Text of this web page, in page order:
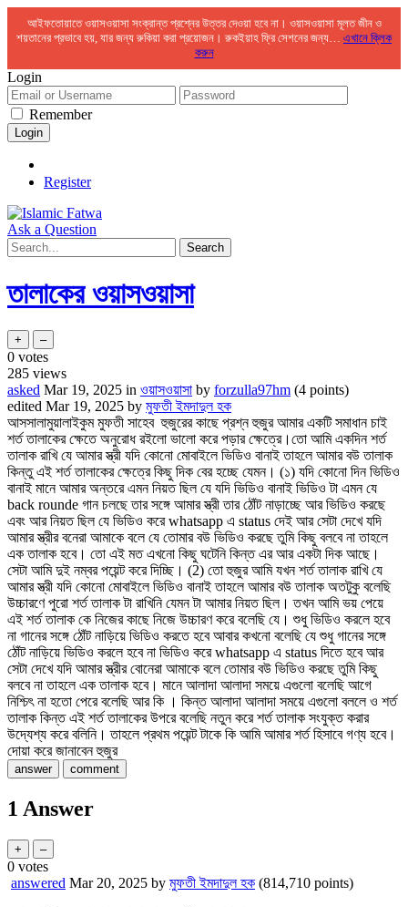
আইফতোয়াতে ওয়াসওয়াসা সংক্রান্ত প্রশ্নের উত্তর দেওয়া হবে না। ওয়াসওয়াসা মূলত জীন ও
শয়তানের প্রভাবে হয়, যার জন্য রুকিয়া করা প্রয়োজন। রুকইয়াহ ফ্রি সেশনের জন্য… এখানে ক্লিক
করুন
Login
Remember
Register
Ask a Question
তালাকের ওয়াসওয়াসা
0 votes
285 views
asked Mar 19, 2025 in ওয়াসওয়াসা by forzulla97hm (4 points)
edited Mar 19, 2025 by মুফতী ইমদাদুল হক
আসসালামুয়ালাইকুম মুফতী সাহেব হুজুরের কাছে প্রশ্ন হুজুর আমার একটি সমাধান চাই
শর্ত তালাকের ক্ষেতে অনুরোধ রইলো ভালো করে পড়ার ক্ষেত্রে।তো আমি একদিন শর্ত
তালাক রাখি যে আমার স্ত্রী যদি কোনো মোবাইলে ভিডিও বানাই তাহলে আমার বউ তালাক
কিন্তু এই শর্ত তালাকের ক্ষেত্রে কিছু দিক বের হচ্ছে যেমন। (১) যদি কোনো দিন ভিডিও
বানাই মানে আমার অন্তরে এমন নিয়ত ছিল যে যদি ভিডিও বানাই ভিডিও টা এমন যে
back rounde গান চলছে তার সঙ্গে আমার স্ত্রী তার ঠোঁট নাড়াচ্ছে আর ভিডিও করছে
এবং আর নিয়ত ছিল যে ভিডিও করে whatsapp এ status দেই আর সেটা দেখে যদি
আমার স্ত্রীর বনেরা আমাকে বলে যে তোমার বউ ভিডিও করছে তুমি কিছু বলবে না তাহলে
এক তালাক হবে। তো এই মত এখনো কিছু ঘটেনি কিন্ত এর আর একটা দিক আছে।
সেটা আমি দুই নম্বর পয়েন্ট করে দিচ্ছি। (2) তো হুজুর আমি যখন শর্ত তালাক রাখি যে
আমার স্ত্রী যদি কোনো মোবাইলে ভিডিও বানাই তাহলে আমার বউ তালাক অতটুকু বলেছি
উচ্চারণে পুরো শর্ত তালাক টা রাখিনি যেমন টা আমার নিয়ত ছিল। তখন আমি ভয় পেয়ে
এই শর্ত তালাক কে নিজের কাছে নিজে উচ্চারণ করে বলেছি যে। শুধু ভিডিও করলে হবে
না গানের সঙ্গে ঠোঁট নাড়িয়ে ভিডিও করতে হবে আবার কখনো বলেছি যে শুধু গানের সঙ্গে
ঠোঁট নাড়িয়ে ভিডিও করলে হবে না ভিডিও করে whatsapp এ status দিতে হবে আর
সেটা দেখে যদি আমার স্ত্রীর বোনেরা আমাকে বলে তোমার বউ ভিডিও করছে তুমি কিছু
বলবে না তাহলে এক তালাক হবে। মানে আলাদা আলাদা সময়ে এগুলো বলেছি আগে
নিশ্চিৎ না হতো পেরে বলেছি আর কি । কিন্ত আলাদা আলাদা সময়ে এগুলো বললে ও শর্ত
তালাক কিন্ত এই শর্ত তালাকের উপরে বলেছি নতুন করে শর্ত তালাক সংযুক্ত করার
উদ্যেশ্য করে বলিনি। তাহলে প্রথম পয়েন্ট টাকে কি আমি আমার শর্ত হিসাবে গণ্য হবে।
দোয়া করে জানাবেন হুজুর
1 Answer
0 votes
answered Mar 20, 2025 by মুফতী ইমদাদুল হক (814,710 points)